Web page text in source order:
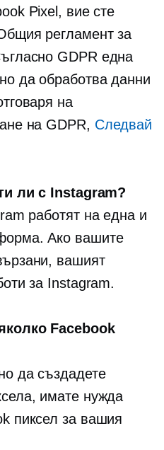
Pixel, вие сте
регламент за
GDPR една
да обработва данни
на
на GDPR, Следвай
ли с Instagram?
работят на една и
Ако вашите
вашият
за Instagram.
Facebook
да създадете
имате нужда
пиксел за вашия